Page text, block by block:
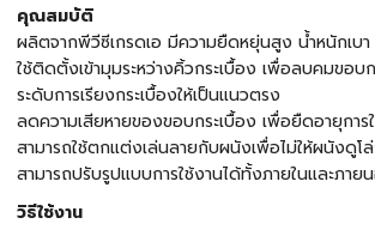
คุณสมบัติ
ผลิตจากพีวีซีเกรดเอ มีความยืดหยุ่นสูง น้ำหนักเบา
ใช้ติดตั้งเข้ามุมระหว่างคิ้วกระเบื้อง เพื่อลบคมขอบ
ระดับการเรียงกระเบื้องให้เป็นแนวตรง
ลดความเสียหายของขอบกระเบื้อง เพื่อยืดอายุการ
สามารถใช้ตกแต่งเล่นลายกับผนังเพื่อไม่ให้ผนังดูโ
สามารถปรับรูปแบบการใช้งานได้ทั้งภายในและภาย
วิธีใช้งาน